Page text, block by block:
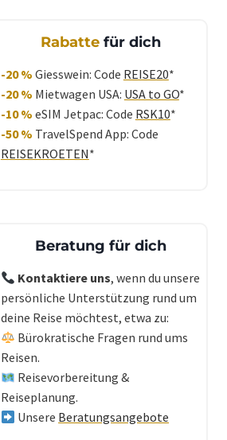
Rabatte für dich
-20 % Giesswein: Code REISE20*
-20 % Mietwagen USA: USA to GO*
-10 % eSIM Jetpac: Code RSK10*
-50 % TravelSpend App: Code
REISEKROETEN*
Beratung für dich
Kontaktiere uns, wenn du unsere
persönliche Unterstützung rund um
deine Reise möchtest, etwa zu:
Bürokratische Fragen rund ums
Reisen.
Reisevorbereitung &
Reiseplanung.
Unsere Beratungsangebote